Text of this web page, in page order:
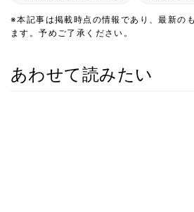
※本記事は掲載時点の情報であり、最新の
ます。予めご了承ください。
あわせて読みたい